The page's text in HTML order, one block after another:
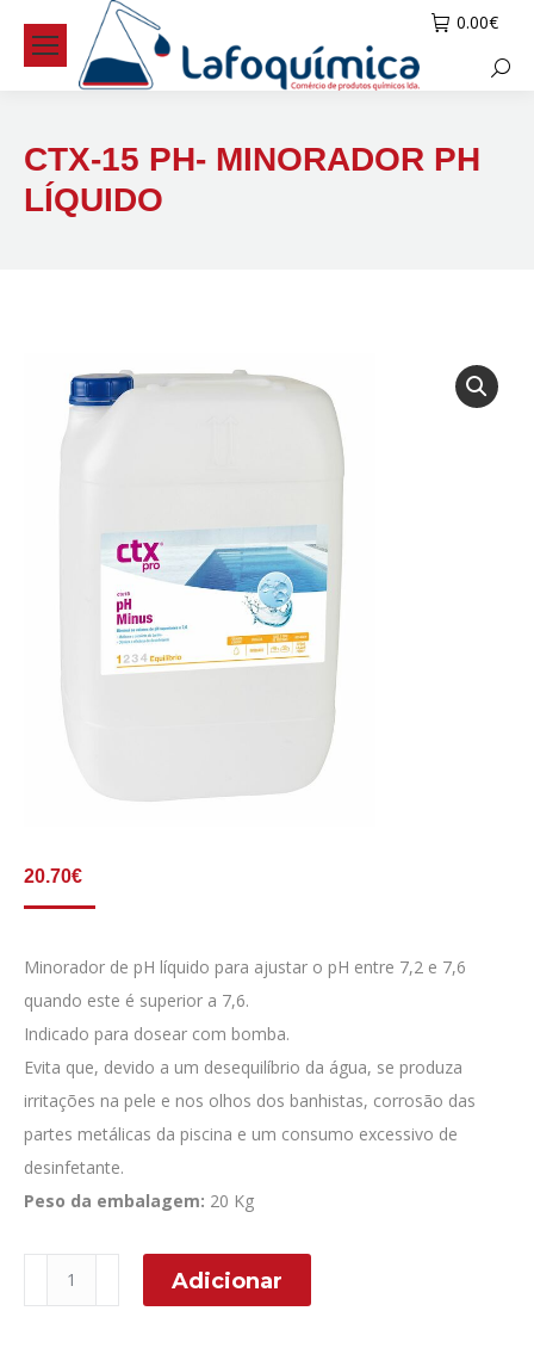
0.00€
CTX-15 PH- MINORADOR PH
LÍQUIDO
20.70€
Minorador de pH líquido para ajustar o pH entre 7,2 e 7,6
quando este é superior a 7,6.
Indicado para dosear com bomba.
Evita que, devido a um desequilíbrio da água, se produza
irritações na pele e nos olhos dos banhistas, corrosão das
partes metálicas da piscina e um consumo excessivo de
desinfetante.
Peso da embalagem: 20 Kg
Quantidade
de
Adicionar